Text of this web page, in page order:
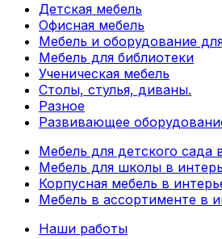
Детская мебель
Офисная мебель
Мебель и оборудование
Мебель для библиотеки
Ученическая мебель
Столы, стулья, диваны.
Разное
Развивающее
Мебель для детского сада
Мебель для школы в
Корпусная мебель в
Мебель в ассортименте в
Наши работы